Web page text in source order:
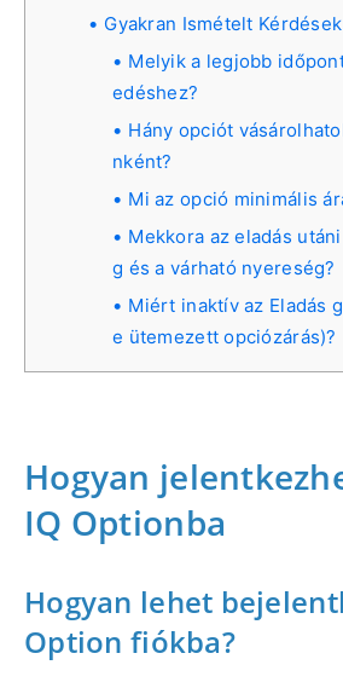
Gyakran Ismételt Kérdések
Melyik a legjobb
edéshez?
Hány opciót
nként?
Mi az opció minimális
Mekkora az eladás
g és a várható nyereség?
Miért inaktív az Eladás
e ütemezett opciózárás)?
Hogyan
IQ Optionba
Hogyan lehet
Option fiókba?